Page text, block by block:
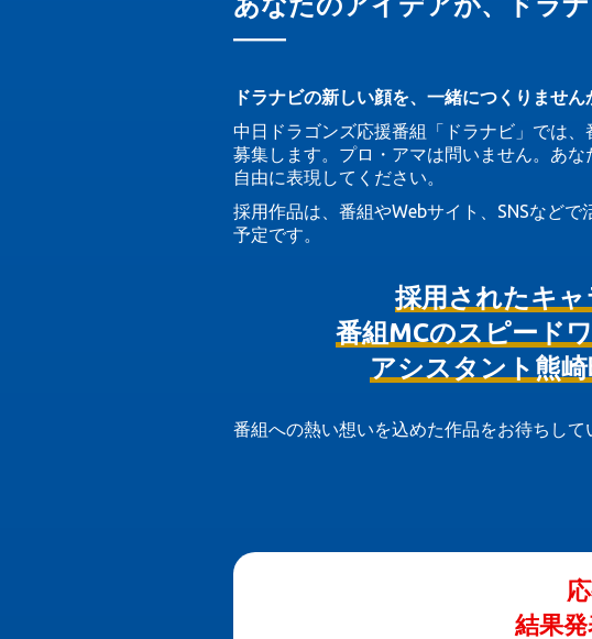
――
ドラナビの新しい顔を、一緒につくりません
中日ドラゴンズ応援番組「ドラナビ」では
募集します。プロ・アマは問いません。あ
自由に表現してください。
採用作品は、番組やWebサイト、SNSなど
予定です。
採用されたキ
番組MCのスピード
アシスタント熊崎
番組への熱い想いを込めた作品をお待ちして
結果